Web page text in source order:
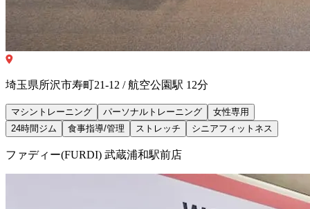
埼玉県所沢市寿町21-12 / 航空公園駅 12分
マシントレーニング パーソナルトレーニング
女性専用
24時間ジム
食事指導/管理 ストレッチ シニアフィットネス
ファディー(FURDI) 武蔵浦和駅前店